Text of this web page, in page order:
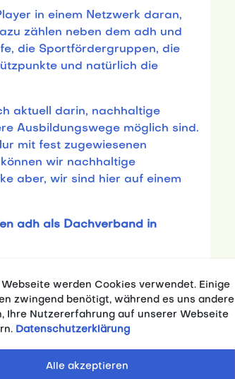
in einem Netzwerk daran,
zählen neben dem adh und
die Sportfördergruppen, die
und natürlich die
aktuell darin, nachhaltige
Ausbildungswege möglich sind.
mit fest zugewiesenen
wir nachhaltige
aber, wir sind hier auf einem
adh als Dachverband in
initiierten Netzwerk
Hochschulen haben erkannt,
als nur ein Imagefaktor ist,
Mission der Hochschulen. Auf
des Spitzensports und der
können und dürfen die
nicht beliebig reduzieren
werden Cookies verwendet. Einige
zwingend benötigt, während es uns andere
Ihre Nutzererfahrung auf unserer Webseite
Datenschutzerklärung
Alle akzeptieren